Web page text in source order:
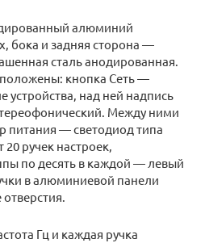
алюминий
бока и задняя сторона —
сталь анодированная.
кнопка Сеть —
над ней надпись
Между ними
питания — светодиод типа
ручек настроек,
по десять в каждой — левый
в алюминиевой панели
Гц и каждая ручка